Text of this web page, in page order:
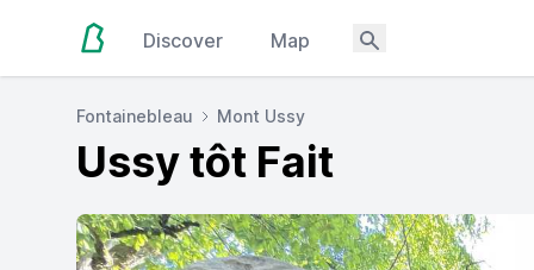
Discover Map
Fontainebleau Mont Ussy
Ussy tôt Fait